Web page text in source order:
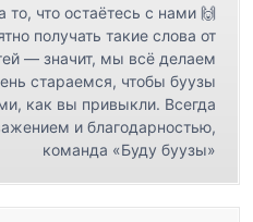
то, что остаётесь с нами 🙌
получать такие слова от
— значит, мы всё делаем
стараемся, чтобы буузы
как вы привыкли. Всегда
и благодарностью,
команда «Буду буузы»